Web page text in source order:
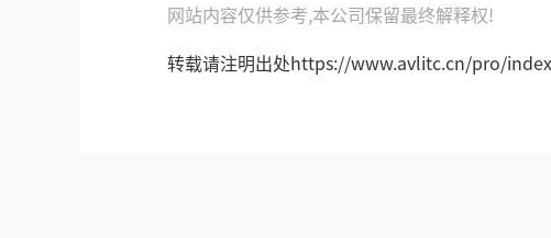
网站内容仅供参考,本公司保留最终解释权!
转载请注明出处https://www.avlitc.cn/pro/